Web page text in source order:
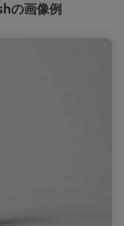
の画像例